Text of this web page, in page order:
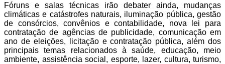
Fóruns e salas técnicas irão debater ainda, mudanças
climáticas e catástrofes naturais, iluminação pública, gestão
de consórcios, convênios e contabilidade, nova lei para
contratação de agências de publicidade, comunicação em
ano de eleições, licitação e contratação pública, além dos
principais temas relacionados à saúde, educação, meio
ambiente, assistência social, esporte, lazer, cultura, turismo,